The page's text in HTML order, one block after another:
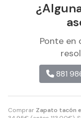
Comprar Zapato tacón
Ponte
881